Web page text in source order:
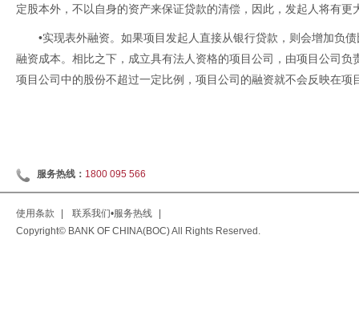
定股本外，不以自身的资产来保证贷款的清偿，因此，发起人将有
•实现表外融资。如果项目发起人直接从银行贷款，则会增加负
融资成本。相比之下，成立具有法人资格的项目公司，由项目公司
项目公司中的股份不超过一定比例，项目公司的融资就不会反映在项
服务热线： 1800 095 566
使用条款 联系我们•服务热线
Copyright© BANK OF CHINA(BOC) All Rights Reserved.